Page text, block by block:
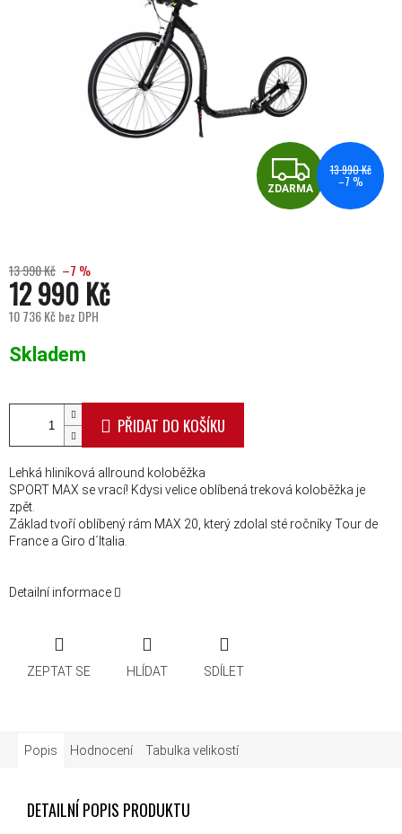
ZDARMA
13 990 Kč
–7 %
13 990 Kč –7 %
12 990 Kč
10 736 Kč bez DPH
Skladem
PŘIDAT DO KOŠÍKU
Lehká hliníková allround koloběžka
SPORT MAX se vrací! Kdysi velice oblíbená treková koloběžka je
zpět.
Základ tvoří oblíbený rám MAX 20, který zdolal sté ročníky Tour de
France a Giro d´Italia.
Detailní informace
ZEPTAT SE HLÍDAT SDÍLET
Popis Hodnocení Tabulka velikostí
DETAILNÍ POPIS PRODUKTU